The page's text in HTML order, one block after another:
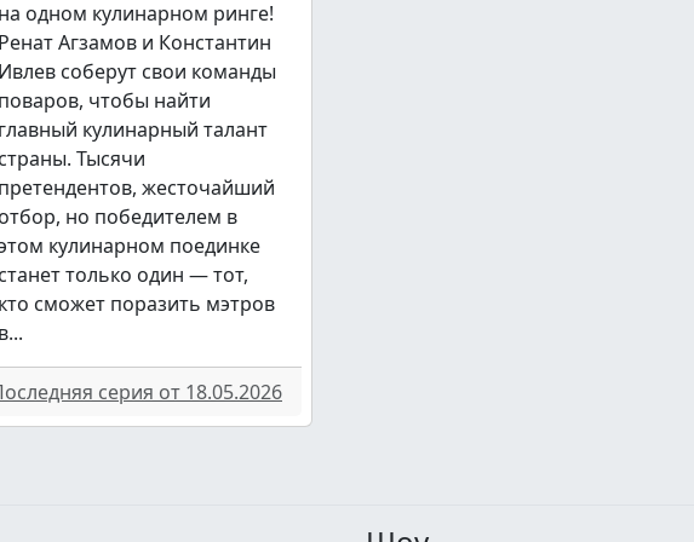
на одном кулинарном ринге!
Ренат Агзамов и Константин
Ивлев соберут свои команды
поваров, чтобы найти
главный кулинарный талант
страны. Тысячи
претендентов, жесточайший
отбор, но победителем в
кулинарном поединке
станет только один — тот,
кто сможет поразить мэтров
в...
серия от 18.05.2026